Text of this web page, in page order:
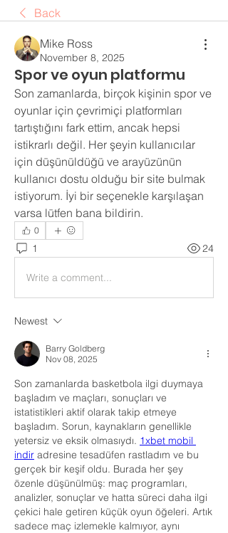
Back
Mike Ross
November 8, 2025
Spor ve oyun platformu
Son zamanlarda, birçok kişinin spor ve
oyunlar için çevrimiçi platformları
tartıştığını fark ettim, ancak hepsi
istikrarlı değil. Her şeyin kullanıcılar
için düşünüldüğü ve arayüzünün
kullanıcı dostu olduğu bir site bulmak
istiyorum. İyi bir seçenekle karşılaşan
varsa lütfen bana bildirin.
0
1 24
Write a comment...
Newest
Barry Goldberg
Nov 08, 2025
Son zamanlarda basketbola ilgi duymaya
başladım ve maçları, sonuçları ve
istatistikleri aktif olarak takip etmeye
başladım. Sorun, kaynakların genellikle
yetersiz ve eksik olmasıydı. 1xbet mobil
indir adresine tesadüfen rastladım ve bu
gerçek bir keşif oldu. Burada her şey
özenle düşünülmüş: maç programları,
analizler, sonuçlar ve hatta süreci daha ilgi
çekici hale getiren küçük oyun öğeleri. Artık
sadece maç izlemekle kalmıyor, aynı